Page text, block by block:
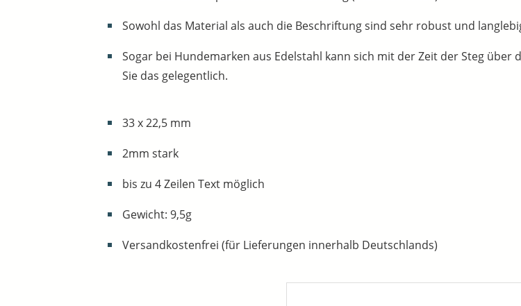
Sowohl das Material als auch die Beschriftung sind sehr robust und
Sogar bei Hundemarken aus Edelstahl kann sich mit der Zeit der Steg
Sie das gelegentlich.
33 x 22,5 mm
2mm stark
bis zu 4 Zeilen Text möglich
Gewicht: 9,5g
Versandkostenfrei (für Lieferungen innerhalb Deutschlands)